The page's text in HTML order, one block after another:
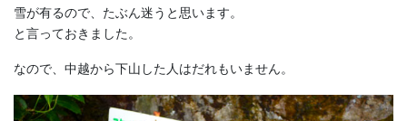
雪が有るので、たぶん迷うと思います。
と言っておきました。
なので、中越から下山した人はだれもいません。